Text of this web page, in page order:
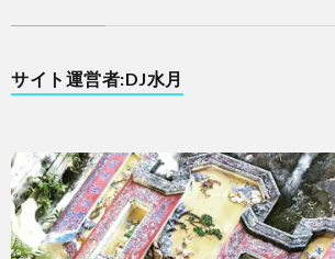
サイト運営者:DJ水月